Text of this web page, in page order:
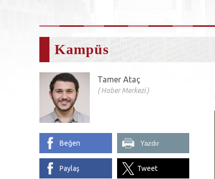
Kampüs
Tamer Ataç
Haber Merkezi
Beğen Yazdır
Paylaş Tweet